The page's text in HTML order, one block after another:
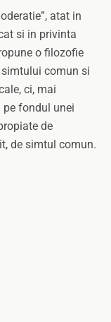
atat in
si in privinta
o filozofie
comun si
ci, mai
fondul unei
de
de simtul comun.